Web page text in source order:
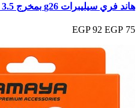
هاند فري سيليبرات g26 بمخرج 3.5 ملم
75 EGP
92 EGP